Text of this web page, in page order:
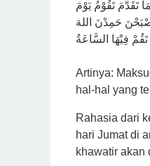
تَقَدَّمَ تَقُوْمُ يَوْمَ
حَمِدْنَ اللهَ
Artinya:
hal-hal yang
Rahasia dari
hari Jumat di
khawatir akan